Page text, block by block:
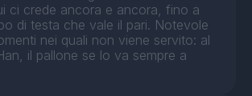
ci crede ancora e ancora, fino a
di testa che vale il pari. Notevole
nei quali non viene servito: al
il pallone se lo va sempre a